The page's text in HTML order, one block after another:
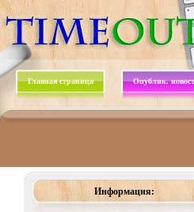
Главная страница Опублик.
Информация: